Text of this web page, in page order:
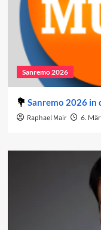
Sanremo 2026
Sanremo 2026 in
Raphael Mair 6.